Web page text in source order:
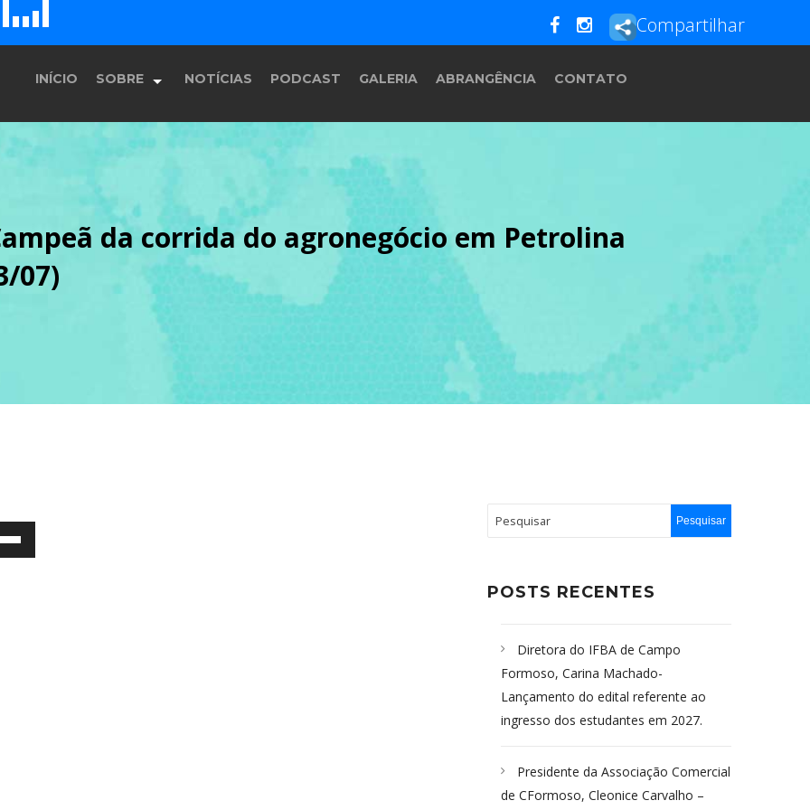
DE F G Compartilhar
INÍCIO SOBRE
História
Equipe
Programação
NOTÍCIAS PODCAST GALERIA ABRANGÊNCIA CONTATO
da corrida do agronegócio em Petrolina
07)
POSTS RECENTES
Diretora do IFBA de Campo
Formoso, Carina Machado-
Lançamento do edital referente ao
ingresso dos estudantes em 2027.
Presidente da Associação Comercial
de CFormoso, Cleonice Carvalho –